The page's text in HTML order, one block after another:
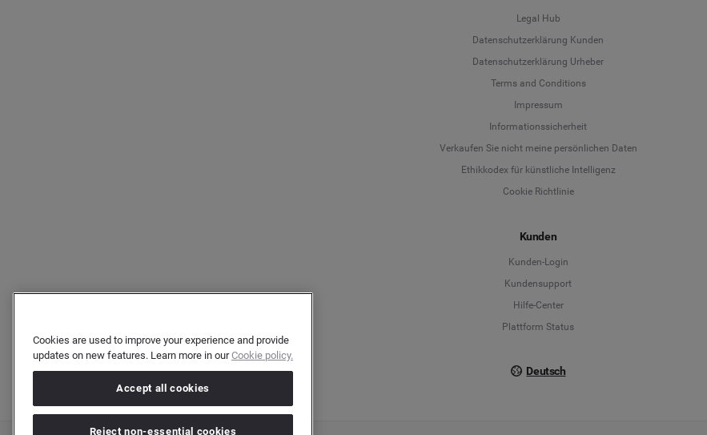
Legal Hub
Datenschutzerklärung Kunden
Datenschutzerklärung Urheber
Terms and Conditions
Impressum
Informationssicherheit
Verkaufen Sie nicht meine persönlichen Daten
Ethikkodex für künstliche Intelligenz
Cookie Richtlinie
Kunden
Kunden-Login
Kundensupport
Hilfe-Center
Plattform Status
Deutsch
Deutsch
Cookies are used to improve your experience and provide
updates on new features. Learn more in ourCookie policy.
Accept all cookies
Reject non-essential cookies